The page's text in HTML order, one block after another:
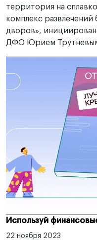
территория на
комплекс
дворов»,
ДФО Юрием
Используй
22 ноября 2023